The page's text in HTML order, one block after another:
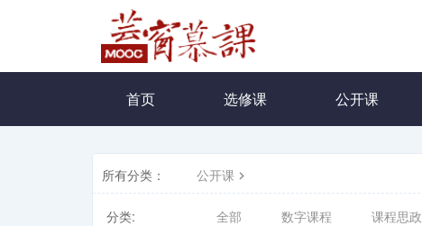
首页 选修课 公开课
所有分类： 公开课
分类: 全部 数字课程 课程思政